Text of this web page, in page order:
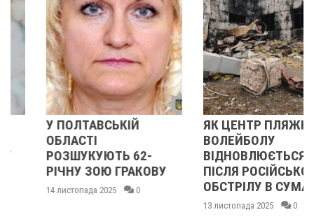
У ПОЛТАВСЬКІЙ
ОБЛАСТІ
РОЗШУКУЮТЬ 62-
РІЧНУ ЗОЮ ГРАКОВУ
14 листопада 2025 0
ЯК ЦЕНТР ПЛЯЖНОГО
ВОЛЕЙБОЛУ
ВІДНОВЛЮЄТЬСЯ
ПІСЛЯ РОСІЙСЬКОГО
ОБСТРІЛУ В СУМАХ
13 листопада 2025 0